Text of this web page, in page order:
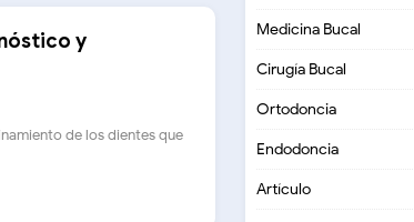
y
de los dientes que
Medicina Bucal
Cirugía Bucal
Ortodoncia
Endodoncia
Artículo